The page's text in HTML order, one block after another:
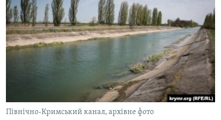
ВСЕ ЗА ДЕНЬ
СПЕЦПРОЕКТИ
ДЕПОРТАЦІЯ
ВІДЕОУРОКИ «ELIFBE»
УКРАЇНСЬКА ПРОБЛЕМА КРИМУ
ІНФОГРАФІКА
ЯК ОБІЙТИ БЛОКУВАННЯ
ДОЛУЧАЙСЯ!
Північно-Кримський канал, архівне фото